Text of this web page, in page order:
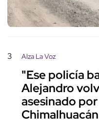
3 Alza La Voz
"Ese policía
Alejandro
asesinado
Chimalhuacán